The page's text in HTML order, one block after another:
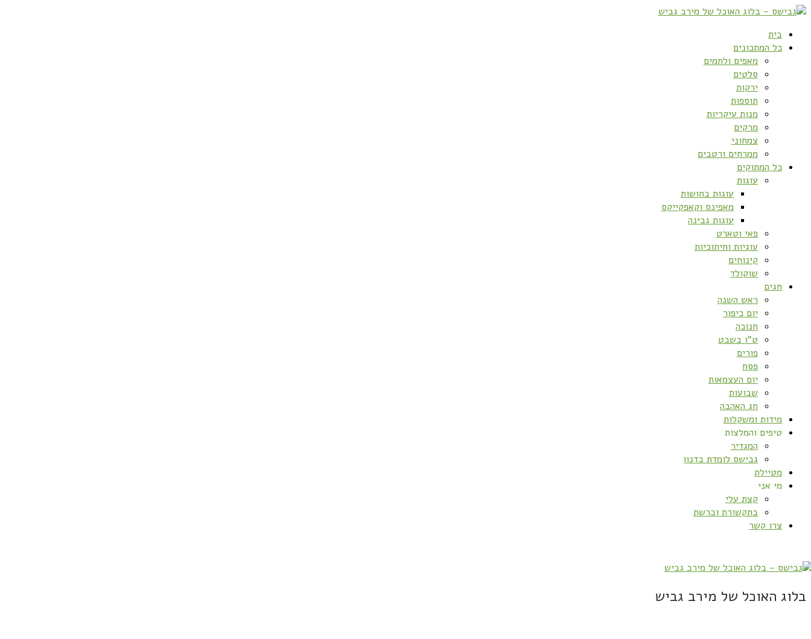
בית
כל המתכונים
מאפים ולחמים
סלטים
ירקות
תוספות
מנות עיקריות
מרקים
צמחוני
ממרחים ורטבים
כל המתוקים
עוגות
עוגות בחושות
מאפינס וקאפקייקס
עוגות גבינה
פאי וטארט
עוגיות וחיתוכיות
קינוחים
שוקולד
חגים
ראש השנה
יום כיפור
חנוכה
ט”ו בשבט
פורים
פסח
יום העצמאות
שבועות
חג האהבה
מידות ומשקלות
טיפים והמלצות
המגדיר
גבישס לומדת בדנון
מטיילת
מי אני
קצת עלי
בתקשורת וברשת
צרו קשר
בלוג האוכל של מירב גביש